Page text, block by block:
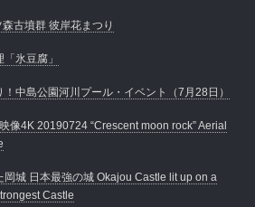
古墳群 彼岸花まつり
氷豆腐」
中島公園河川プール・イベント（7月28日）
像4K 20190724 “Crescent moon rock” Aerial
岡城 日本最強の城 Okajou Castle lit up on a
Castle